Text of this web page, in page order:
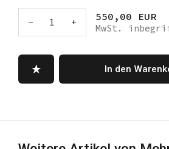
- 1 + 550,00 EUR
MwSt.
In den